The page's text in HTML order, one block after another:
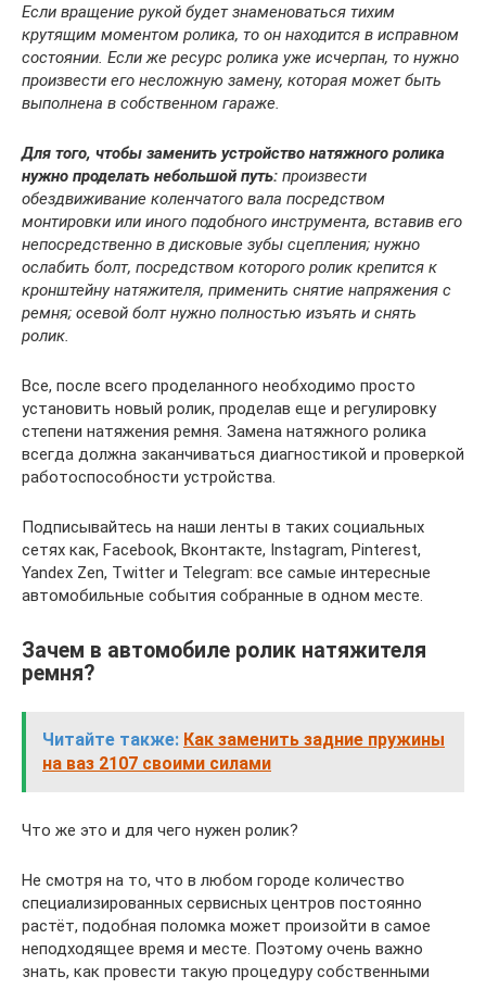
Если вращение рукой будет знаменоваться тихим
крутящим моментом ролика, то он находится в исправном
состоянии. Если же ресурс ролика уже исчерпан, то нужно
произвести его несложную замену, которая может быть
выполнена в собственном гараже.
Для того, чтобы заменить устройство натяжного ролика
нужно проделать небольшой путь: произвести
обездвиживание коленчатого вала посредством
монтировки или иного подобного инструмента, вставив его
непосредственно в дисковые зубы сцепления; нужно
ослабить болт, посредством которого ролик крепится к
кронштейну натяжителя, применить снятие напряжения с
ремня; осевой болт нужно полностью изъять и снять
ролик.
Все, после всего проделанного необходимо просто
установить новый ролик, проделав еще и регулировку
степени натяжения ремня. Замена натяжного ролика
всегда должна заканчиваться диагностикой и проверкой
работоспособности устройства.
Подписывайтесь на наши ленты в таких социальных
сетях как, Facebook, Вконтакте, Instagram, Pinterest,
Yandex Zen, Twitter и Telegram: все самые интересные
автомобильные события собранные в одном месте.
Зачем в автомобиле ролик натяжителя
ремня?
Читайте также: Как заменить задние пружины
на ваз 2107 своими силами
Что же это и для чего нужен ролик?
Не смотря на то, что в любом городе количество
специализированных сервисных центров постоянно
растёт, подобная поломка может произойти в самое
неподходящее время и месте. Поэтому очень важно
знать, как провести такую процедуру собственными